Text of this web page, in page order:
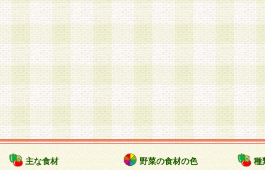
主な食材 野菜の食材の色 種